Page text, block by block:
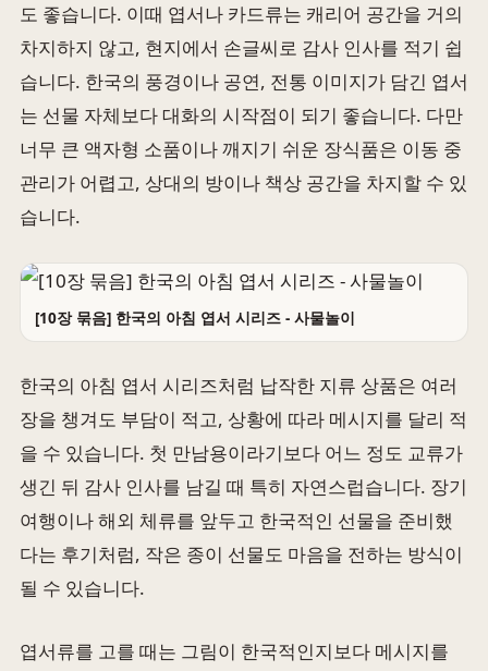
도 좋습니다. 이때 엽서나 카드류는 캐리어 공간을 거의
차지하지 않고, 현지에서 손글씨로 감사 인사를 적기 쉽
습니다. 한국의 풍경이나 공연, 전통 이미지가 담긴 엽서
는 선물 자체보다 대화의 시작점이 되기 좋습니다. 다만
너무 큰 액자형 소품이나 깨지기 쉬운 장식품은 이동 중
관리가 어렵고, 상대의 방이나 책상 공간을 차지할 수 있
습니다.
[10장 묶음] 한국의 아침 엽서 시리즈 - 사물놀이
한국의 아침 엽서 시리즈처럼 납작한 지류 상품은 여러
장을 챙겨도 부담이 적고, 상황에 따라 메시지를 달리 적
을 수 있습니다. 첫 만남용이라기보다 어느 정도 교류가
생긴 뒤 감사 인사를 남길 때 특히 자연스럽습니다. 장기
여행이나 해외 체류를 앞두고 한국적인 선물을 준비했
다는 후기처럼, 작은 종이 선물도 마음을 전하는 방식이
될 수 있습니다.
엽서류를 고를 때는 그림이 한국적인지보다 메시지를